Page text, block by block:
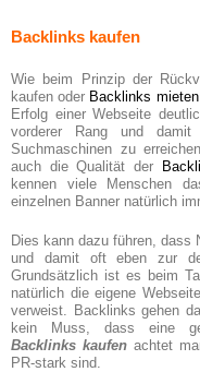
Backlinks kaufen
Wie beim Prinzip der
kaufen oder Backlinks mieten
Erfolg einer Webseite
vorderer Rang und
Suchmaschinen zu
auch die Qualität der
kennen viele Menschen
einzelnen Banner natürlich
Dies kann dazu führen, dass
und damit oft eben zur
Grundsätzlich ist es beim
natürlich die eigene
verweist. Backlinks gehen
kein Muss, dass eine
Backlinks kaufen achtet
PR-stark sind.